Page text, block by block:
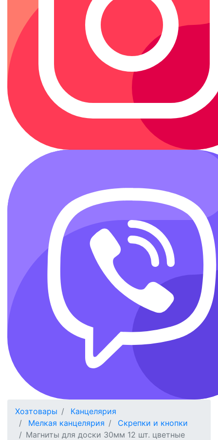
Хозтовары
Канцелярия
Мелкая канцелярия
Скрепки и кнопки
Магниты для доски 30мм 12 шт. цветные